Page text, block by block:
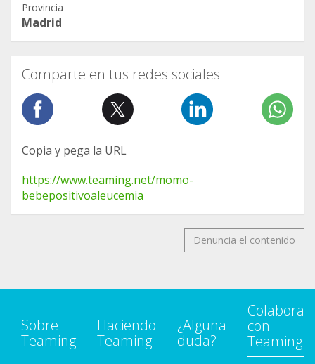
Provincia
Madrid
Comparte en tus redes sociales
Copia y pega la URL
https://www.teaming.net/momo-
bebepositivoaleucemia
Denuncia el contenido
Sobre
Teaming
Haciendo
Teaming
¿Alguna
duda?
Colabora
con
Teaming